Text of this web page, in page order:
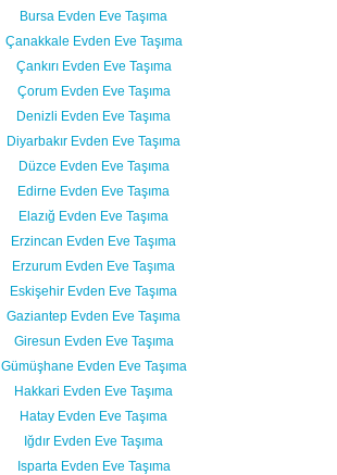
Bursa Evden Eve Taşıma
Çanakkale Evden Eve Taşıma
Çankırı Evden Eve Taşıma
Çorum Evden Eve Taşıma
Denizli Evden Eve Taşıma
Diyarbakır Evden Eve Taşıma
Düzce Evden Eve Taşıma
Edirne Evden Eve Taşıma
Elazığ Evden Eve Taşıma
Erzincan Evden Eve Taşıma
Erzurum Evden Eve Taşıma
Eskişehir Evden Eve Taşıma
Gaziantep Evden Eve Taşıma
Giresun Evden Eve Taşıma
Gümüşhane Evden Eve Taşıma
Hakkari Evden Eve Taşıma
Hatay Evden Eve Taşıma
Iğdır Evden Eve Taşıma
Isparta Evden Eve Taşıma